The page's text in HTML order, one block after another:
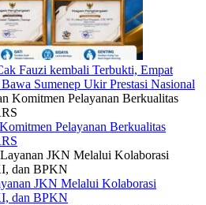
Fauzi kembali Terbukti, Empat
Sumenep Ukir Prestasi Nasional
Pelayanan Berkualitas
JKN Melalui Kolaborasi
dan BPKN